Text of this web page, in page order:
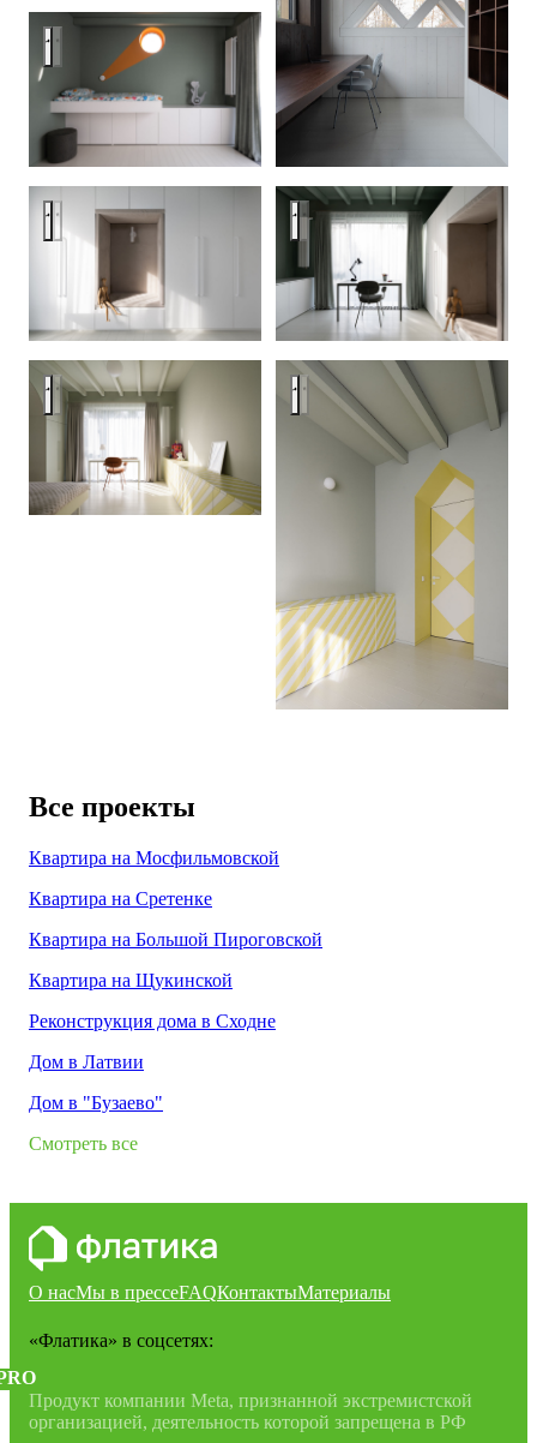
Интерьер дома в Бузаево
Интерьер дома в Бузаево Интерьер дома в Бузаево
Интерьер дома в Бузаево Интерьер дома в Бузаево
Все проекты
Квартира на Мосфильмовской
Квартира на Сретенке
Квартира на Большой Пироговской
Квартира на Щукинской
Реконструкция дома в Сходне
Дом в Латвии
Дом в "Бузаево"
Смотреть все
О насМы в прессеFAQКонтактыМатериалы
«Флатика» в соцсетях:
Продукт компании Meta, признанной экстремистской
организацией, деятельность которой запрещена в РФ